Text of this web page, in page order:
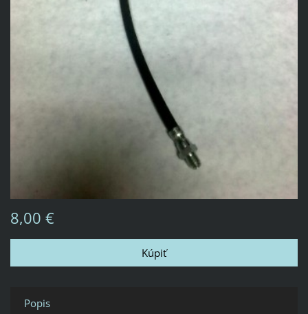
8,00 €
Popis